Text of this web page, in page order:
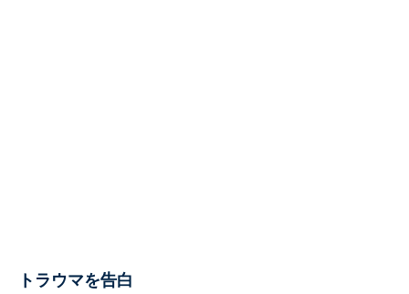
トラウマを告白